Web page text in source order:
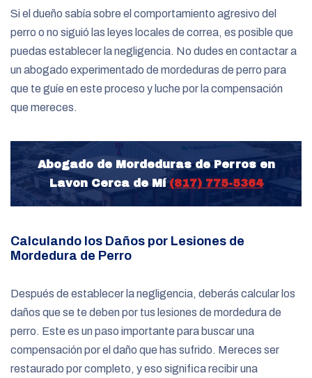
Si el dueño sabía sobre el comportamiento agresivo del
perro o no siguió las leyes locales de correa, es posible que
puedas establecer la negligencia. No dudes en contactar a
un abogado experimentado de mordeduras de perro para
que te guíe en este proceso y luche por la compensación
que mereces.
Abogado de Mordeduras de Perros en
Lavon Cerca de Mí(817) 775-5364
Calculando los Daños por Lesiones de
Mordedura de Perro
Después de establecer la negligencia, deberás calcular los
daños que se te deben por tus lesiones de mordedura de
perro. Este es un paso importante para buscar una
compensación por el daño que has sufrido. Mereces ser
restaurado por completo, y eso significa recibir una